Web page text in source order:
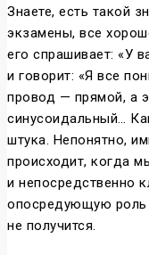
Знаете, есть такой
экзамены, все
его спрашивает: «У
и говорит: «Я все
провод — прямой, а
синусоидальный…
штука. Непонятно,
происходит, когда
и непосредственно
опосредующую роль
не получится.